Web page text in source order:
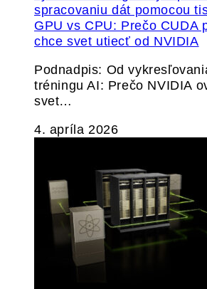
GPU vs CPU: Prečo CUDA
chce svet utiecť od NVIDIA
Podnadpis: Od
tréningu AI: Prečo NVIDIA
svet…
4. apríla 2026